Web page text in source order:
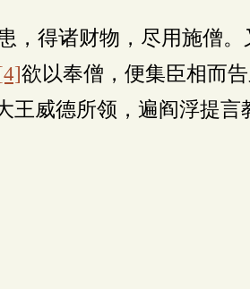
，得诸财物，尽用施僧
欲以奉僧，便集臣相而
王威德所领，遍阎浮提言